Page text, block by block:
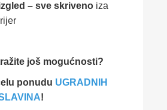
– sve skriveno iza
još mogućnosti?
ponudu UGRADNIH
!